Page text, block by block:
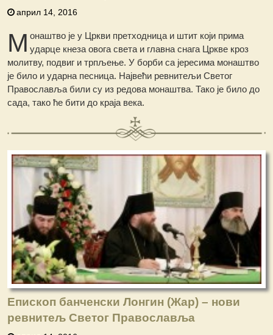
април 14, 2016
М онаштво је у Цркви претходница и штит који прима
ударце кнеза овога света и главна снага Цркве кроз
молитву, подвиг и трпљење. У борби са јересима монаштво
је било и ударна песница. Највећи ревнитељи Светог
Православља били су из редова монаштва. Тако је било до
сада, тако ће бити до краја века.
Епископ банченски Лонгин (Жар) – нови
ревнитељ Светог Православља